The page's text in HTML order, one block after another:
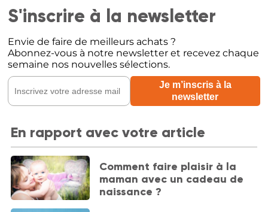
S'inscrire à la newsletter
Envie de faire de meilleurs achats ?
Abonnez-vous à notre newsletter et recevez chaque
semaine nos nouvelles sélections.
En rapport avec votre article
Comment faire plaisir à la
maman avec un cadeau de
naissance ?